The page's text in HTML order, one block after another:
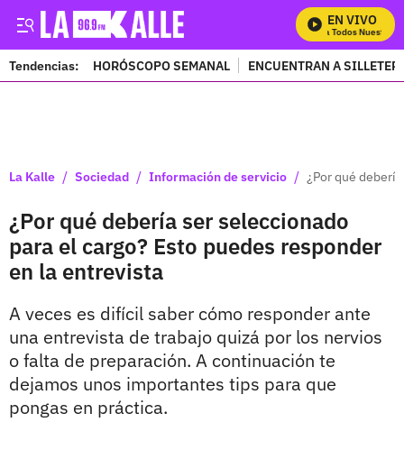
EN VIVO
Mira Todos Nuestros
Tendencias: HORÓSCOPO SEMANAL ENCUENTRAN A
La Kalle / Sociedad / Información de servicio / ¿Por qué
¿Por qué debería ser seleccionado
para el cargo? Esto puedes responder
en la entrevista
A veces es difícil saber cómo responder ante
una entrevista de trabajo quizá por los nervios
o falta de preparación. A continuación te
dejamos unos importantes tips para que
pongas en práctica.